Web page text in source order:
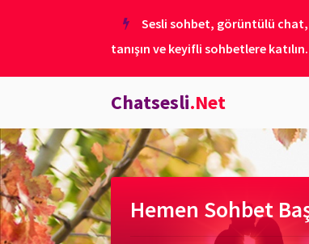
Sesli sohbet, görüntülü chat,
tanışın ve keyifli sohbetlere katılın.
Chatsesli.Net
Hemen Sohbet